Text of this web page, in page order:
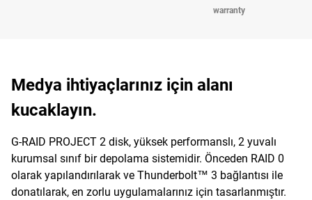
warranty
Medya ihtiyaçlarınız için alanı
kucaklayın.
G-RAID PROJECT 2 disk, yüksek performanslı, 2 yuvalı
kurumsal sınıf bir depolama sistemidir. Önceden RAID 0
olarak yapılandırılarak ve Thunderbolt™ 3 bağlantısı ile
donatılarak, en zorlu uygulamalarınız için tasarlanmıştır.